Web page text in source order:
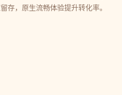
存，原生流畅体验提升转化率。